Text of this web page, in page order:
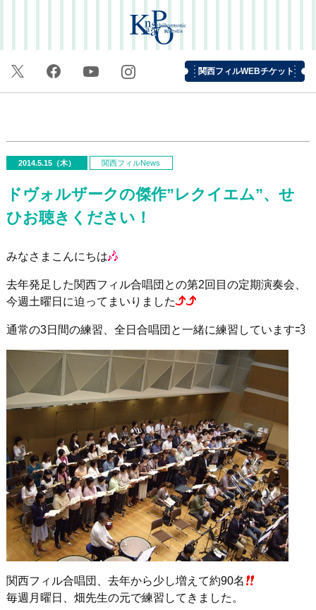
関西フィルWEBチケット
2014.5.15（木） 関西フィルNews
ドヴォルザークの傑作”レクイエム”、せ
ひお聴きください！
みなさまこんにちは
去年発足した関西フィル合唱団との第2回目の定期演奏会、
今週土曜日に迫ってまいりました
通常の3日間の練習、全日合唱団と一緒に練習しています
関西フィル合唱団、去年から少し増えて約90名
毎週月曜日、畑先生の元で練習してきました。